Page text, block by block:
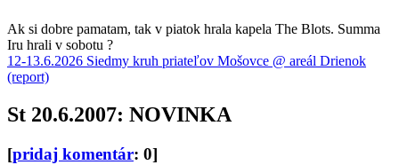
Ak si dobre pamatam, tak v piatok hrala kapela The Blots. Summa
Iru hrali v sobotu ?
12-13.6.2026 Siedmy kruh priateľov Mošovce @ areál Drienok
(report)
St 20.6.2007: NOVINKA
[pridaj komentár: 0]